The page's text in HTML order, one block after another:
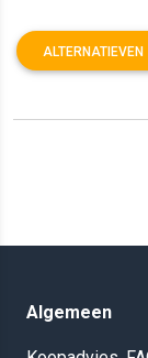
ALTERNATIEVEN
Algemeen